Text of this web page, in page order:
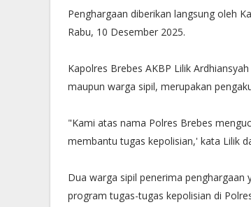
‎Penghargaan diberikan langsung oleh
Rabu, 10 Desember 2025.
‎Kapolres Brebes AKBP Lilik
maupun warga sipil, merupakan
‎"Kami atas nama Polres Brebes
membantu tugas kepolisian,' kata Lilik
‎Dua warga sipil penerima penghargaan
program tugas-tugas kepolisian di